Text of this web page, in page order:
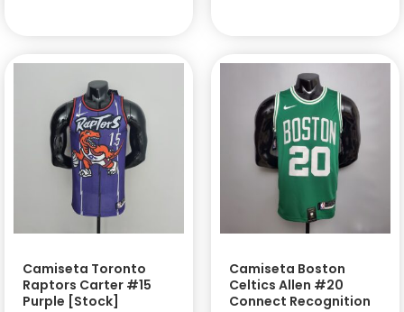
Camiseta Toronto
Raptors Carter #15
Purple [Stock]
Camiseta Boston
Celtics Allen #20
Connect Recognition